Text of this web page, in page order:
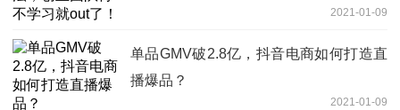
2021-01-09
单品GMV破2.8亿，抖音电商如何打造直
播爆品？
2021-01-09